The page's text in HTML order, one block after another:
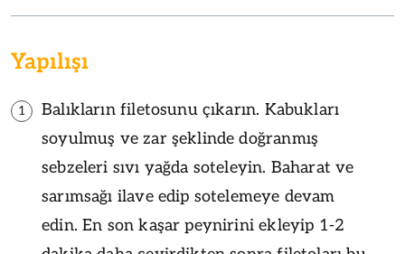
Yapılışı
1
Balıkların filetosunu çıkarın. Kabukları
soyulmuş ve zar şeklinde doğranmış
sebzeleri sıvı yağda soteleyin. Baharat ve
sarımsağı ilave edip sotelemeye devam
edin. En son kaşar peynirini ekleyip 1-2